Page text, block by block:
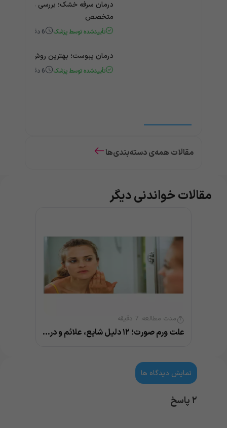
درمان سرفه خشک؛ بررسی علت و
متخصص
تأییدشده توسط پزشک 6 دقیقه
درمان یبوست؛ بهترین روش‌های
تأییدشده توسط پزشک 6 دقیقه
مقالات همه‌ی دسته‌بندی‌ها
مقالات خواندنی دیگر
مدت مطالعه: 7 دقیقه
علت ورم صورت؛ ۱۲ دلیل شایع، علائم و درمان
نمایش دیدگاه ها
۲ پاسخ